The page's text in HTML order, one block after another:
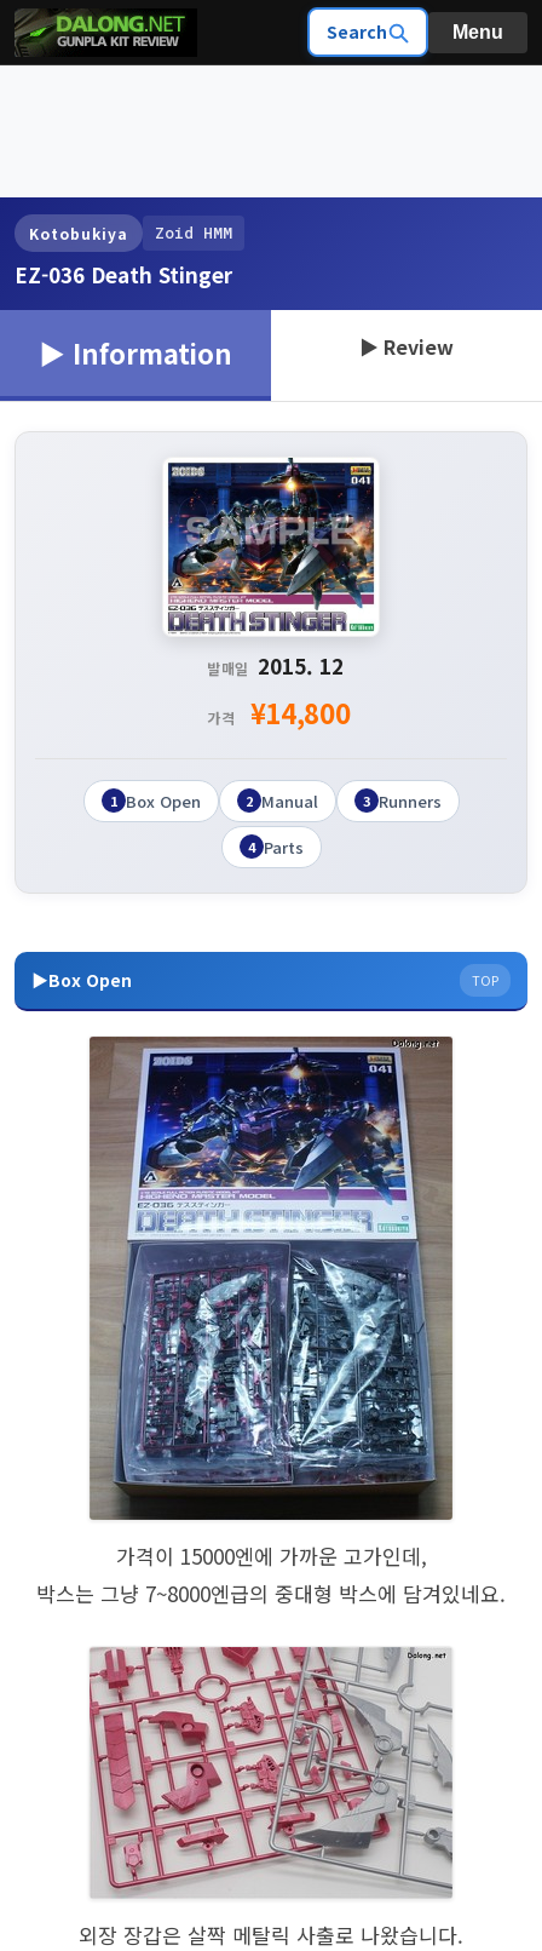
Search Menu
Kotobukiya Zoid HMM
EZ-036 Death Stinger
▶ Information ▶ Review
발매일 2015. 12
가격 ¥14,800
1 Box Open 2 Manual 3 Runners
4 Parts
▶Box Open TOP
가격이 15000엔에 가까운 고가인데,
박스는 그냥 7~8000엔급의 중대형 박스에 담겨있네요.
외장 장갑은 살짝 메탈릭 사출로 나왔습니다.